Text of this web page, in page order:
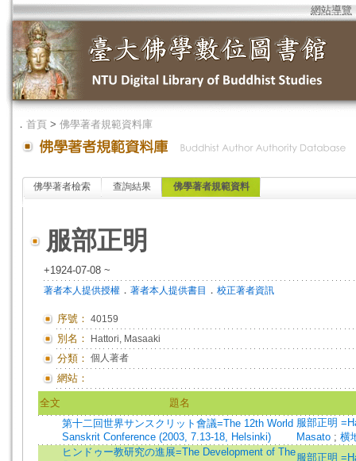
網站導覽
． 首頁 > 佛學著者規範資料庫
佛學著者檢索 查詢結果 佛學著者規範資料
服部正明
+1924-07-08 ~
著者本人提供授權 ． 著者本人提供書目 ． 校正著者資訊
序號： 40159
別名： Hattori, Masaaki
分類： 個人著者
網站：
全文
題名
第十二回世界サンスクリット會議=The 12th World
Sanskrit Conference (2003, 7.13-18, Helsinki)
服部正明
Masato ; 横
ヒンドゥー教研究の進展=The Development of The服部正明